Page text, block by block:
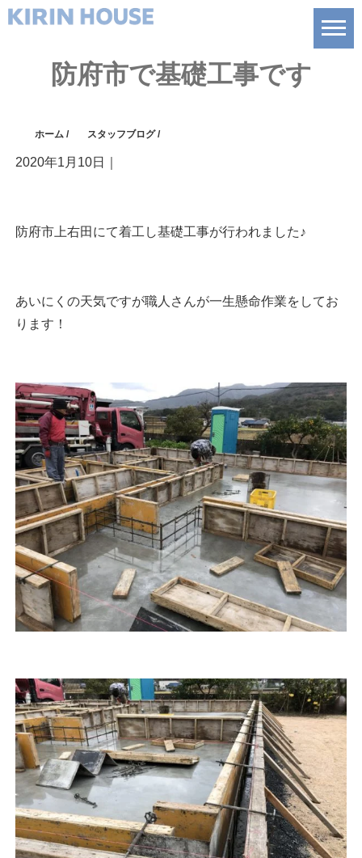
防府市で基礎工事です
ホーム / スタッフブログ/
2020年1月10日
防府市上右田にて着工し基礎工事が行われました♪
あいにくの天気ですが職人さんが一生懸命作業をしてお
ります！